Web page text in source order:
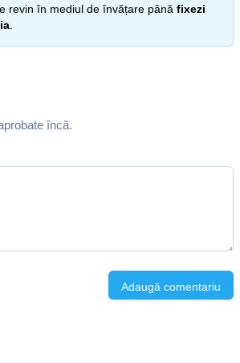
revin în mediul de învățare până fixezi
încă.
Adaugă comentariu